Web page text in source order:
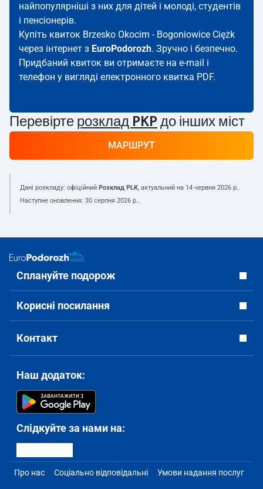
найпопулярніші з них для дітей і молоді, студентів
і пенсіонерів.
Купіть квиток Brzesko Okocim - Bogoniowice Ciężk
через інтернет з EuroPodorozh. Зручно і безпечно.
Придбаний квиток ви отримаєте на e-mail і
телефон у вигляді електронного квитка PDF.
Перевірте розклад PKP до інших міст
МАРШРУТ
Дані розкладу: офіційний Розклад PLK, актуальний на 14 червня 2026 р..
Наступне оновлення: 30 серпня 2026 р..
Сплануйте подорож
Корисні посилання
Контакт
Наш додаток:
Слідкуйте за нами на:
Про нас Соціально відповідальні Умови надання послуг